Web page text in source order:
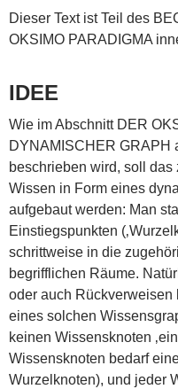
Dieser Text ist Teil des
OKSIMO PARADIGMA
IDEE
Wie im Abschnitt DER
DYNAMISCHER GRAPH
beschrieben wird, soll
Wissen in Form eines
aufgebaut werden: Man
Einstiegspunkten
schrittweise in die
begrifflichen Räume.
oder auch
eines solchen
keinen Wissensknoten
Wissensknoten bedarf
Wurzelknoten), und jeder